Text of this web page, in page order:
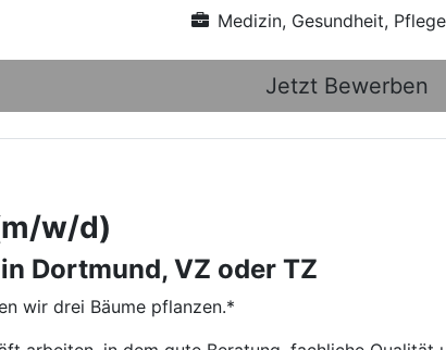
Medizin, Gesundheit, Pflege
Jetzt Bewerben
w/d)
Dortmund, VZ oder TZ
wir drei Bäume pflanzen.*